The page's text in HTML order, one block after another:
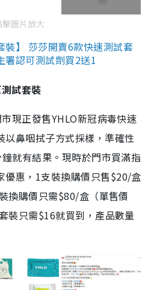
擊圖片放大
裝】 莎莎開賣6款快速測試套
署認可測試劑買2送1
試套裝
現正發售YHLO新冠病毒快速
以鼻咽拭子方式採樣，準確性
就有結果。現時於門市買滿指
優惠，1支裝換購價只售$20/盒
換購價只需$80/盒（單售價
裝只需$16就買到，產品數量